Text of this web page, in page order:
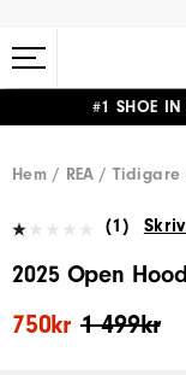
#1 SHOE
Hem
REA Tidigare
(1)
2025 Open
1 499kr
750kr